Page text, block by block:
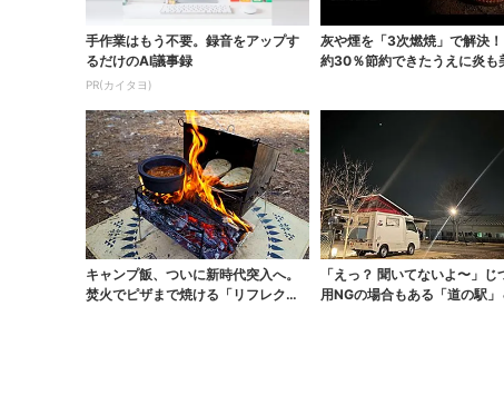
手作業はもう不要。録音をアップす
るだけのAI議事録
PR(カイタヨ)
灰や煙を「3次燃焼」で解決
約30％節約できたうえに炎も
キャンプ飯、ついに新時代突入へ。
焚火でピザまで焼ける「リフレクタ
「えっ？ 聞いてないよ〜」じつは利
用NGの場合もある「道の駅」